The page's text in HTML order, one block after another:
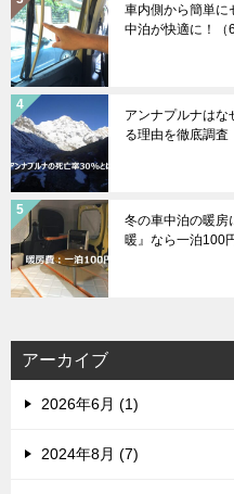
車内側から簡単に
中泊が快適に！
アンナプルナはな
る理由を徹底調査
冬の車中泊の暖房
暖』なら一泊100
アーカイブ
2026年6月 (1)
2024年8月 (7)